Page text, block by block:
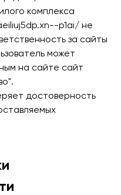
комплекса
p1ai/ не
за сайты
может
на сайте сайт
достоверность